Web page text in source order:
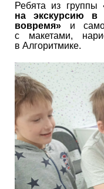
Ребята из группы
на экскурсию в
вовремя» и
с макетами,
в Алгоритмике.